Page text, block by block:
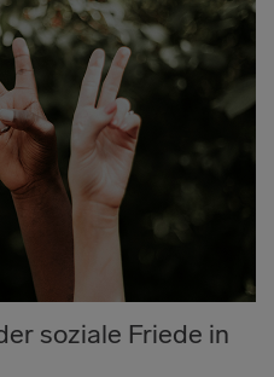
soziale Friede in